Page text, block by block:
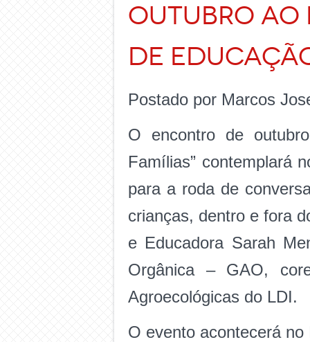
outubro ao
de
Postado por Marcos
O encontro de
Famílias” contemplará
para a roda de
crianças, dentro e fora
e Educadora Sarah
Orgânica – GAO,
Agroecológicas do LDI.
O evento acontecerá